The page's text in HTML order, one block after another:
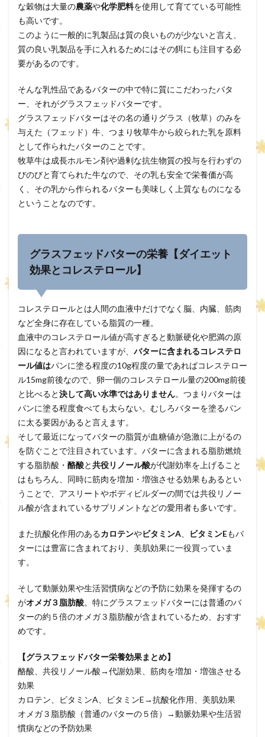
な穀物は大量の農薬や化学肥料を使用して育てている可能性
も高いです。
このように一般的に乳製品は質の良いものが少ないと言え、
質の良い乳製品を手に入れるためにはその餌にも注目する必
要があるのです。
そんな乳性品であるバターの中で特に質にこだわったバタ
ー、それがグラスフェッドバターです。
グラスフェッドバターはその名の通りグラス（牧草）のみを
与えた（フェッド）牛、つまり牧草牛から絞られた乳を原料
として作られたバターのことです。
牧草牛は成長ホルモン剤や過剰な抗生物質の投与を行わずの
びのびと育てられた牛なので、その乳も安全で栄養価が高
く、その乳から作られるバターも美味しく上質なものになる
ということなのです。
グラスフェッドバターの栄養【ダイエット
効果とコレステロール】
コレステロールとは人間の血液中だけでなく脳、内臓、筋肉
など全身に存在している脂質の一種。
血液中のコレステロール値が高すぎると動脈硬化や肥満の原
因になると言われていますが、 バターに含まれるコレステロ
ール値はパンに塗る程度の10g程度の量であればコレステロー
ル15mg前後なので、卵一個のコレステロール量の200mg前後
と比べると決して高い水準ではありません。つまりバターは
パンに塗る程度食べても太らない。むしろバターを塗るパン
に太る要因があると言えます。
そして最近になってバターの脂質が血糖値が急激に上がるの
を防ぐことで注目されています。バターに含まれる脂肪燃焼
する脂肪酸・ 酪酸と共役リノール酸が代謝効率を上げること
はもちろん、同時に筋肉を増加・増強させる効果もあるとい
うことで、アスリートやボディビルダーの間では共役リノー
ル酸が含まれているサプリメントなどの愛用者も多いです。
また抗酸化作用のあるカロテンやビタミンA ビタミンEもバ
ターには豊富に含まれており、美肌効果に一役買っていま
す。
そして動脈効果や生活習慣病などの予防に効果を発揮するの
がオメガ３脂肪酸。特にグラスフェッドバターには普通のバ
ターの約５倍のオメガ３脂肪酸が含まれているため、おすす
めです。
【グラスフェッドバター栄養効果まとめ】
酪酸、共役リノール酸→代謝効果、筋肉を増加・増強させる
効果
カロテン、ビタミンA、ビタミンE→抗酸化作用、美肌効果
オメガ３脂肪酸（普通のバターの５倍）→動脈効果や生活習
慣病などの予防効果